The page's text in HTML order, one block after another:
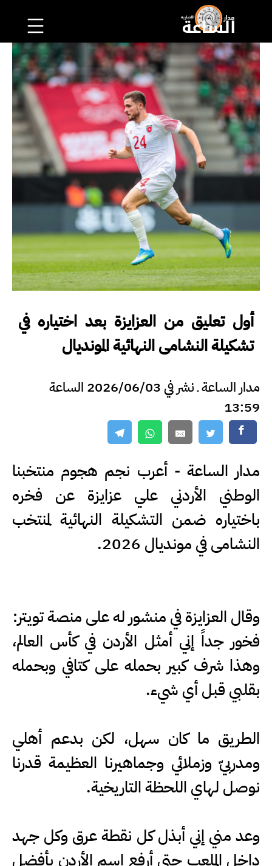
أول تعليق من العزايزة بعد اختياره في
تشكيلة النشامى النهائية المونديال
مدار الساعة ـ نشر في 2026/06/03 الساعة
13:59
مدار الساعة - أعرب نجم هجوم منتخبنا
الوطني الأردني علي عزايزة عن فخره
باختياره ضمن التشكيلة النهائية لمنتخب
النشامى في مونديال 2026.
وقال العزايزة في منشور له على منصة تويتر:
فخور جداً إني أمثل الأردن في كأس العالم،
وهذا شرف كبير بحمله على كتافي وبحمله
بقلبي قبل أي شيء.
الطريق ما كان سهل، لكن بدعم أهلي
ومدربيّ وزملائي وجماهيرنا العظيمة قدرنا
نوصل لهاي اللحظة التاريخية.
وعد مني إني أبذل كل نقطة عرق وكل جهد
داخل الملعب حتى أرفع اسم الأردن بأفضل